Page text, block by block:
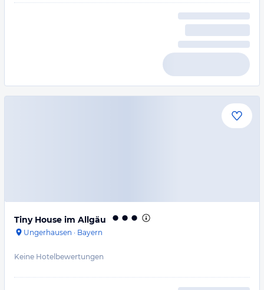
Tiny House im Allgäu
Ungerhausen · Bayern
Keine Hotelbewertungen